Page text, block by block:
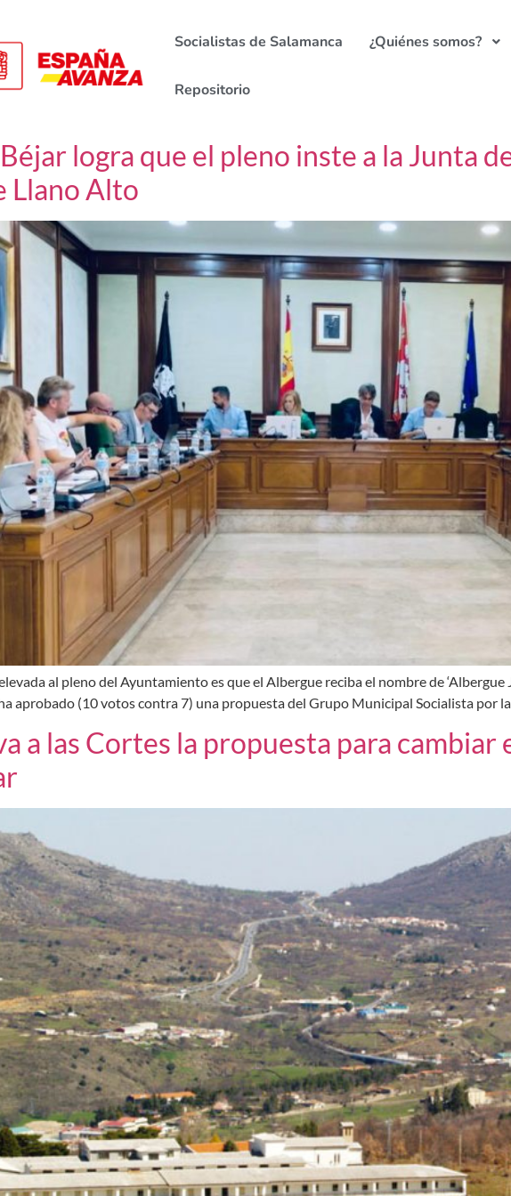
Socialistas de Salamanca ¿Quiénes somos?
Repositorio
logra que el pleno inste a la Junta
Llano Alto
al pleno del Ayuntamiento es que el Albergue reciba el nombre de
aprobado (10 votos contra 7) una propuesta del Grupo Municipal Socialista por
a las Cortes la propuesta para